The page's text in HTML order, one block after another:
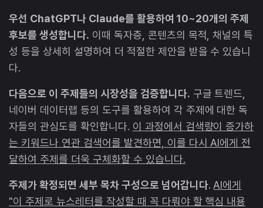
우선 ChatGPT나 Claude를 활용하여 10~20개의 주제
후보를 생성합니다. 이때 독자층, 콘텐츠의 목적, 채널의 특
성 등을 상세히 설명하여 더 적절한 제안을 받을 수 있습니
다.
다음으로 이 주제들의 시장성을 검증합니다. 구글 트렌드,
네이버 데이터랩 등의 도구를 활용하여 각 주제에 대한 독
자들의 관심도를 확인합니다. 이 과정에서 검색량이 증가하
는 키워드나 연관 검색어를 발견하면, 이를 다시 AI에게 전
달하여 주제를 더욱 구체화할 수 있습니다.
주제가 확정되면 세부 목차 구성으로 넘어갑니다.AI에게
"이 주제로 뉴스레터를 작성할 때 꼭 다뤄야 할 핵심 내용